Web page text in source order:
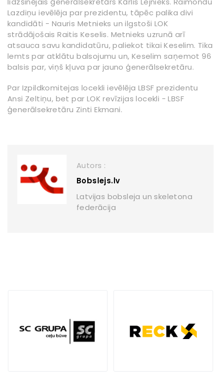
Lazdiņu ievēlēja par prezidentu, tāpēc palika divi
kandidāti - Nauris Metnieks un ilgstoši LOK
strādājošais Raitis Keselis. Metnieks uzrunā arī
atsauca savu kandidatūru, paliekot tikai Keselim. Tika
lemts par atklātu balsojumu un, Keselim saņemot 96
balsis par, viņš kļuva par jauno ģenerālsekretāru.
Par Izpildkomitejas locekli ievēlēja LBSF prezidentu
Ansi Zeltiņu, bet par LOK revīzijas locekli - LBSF
ģenerālsekretāru Zinti Ekmani.
Autors :
Bobslejs.lv
Latvijas bobsleja un skeletona
federācija